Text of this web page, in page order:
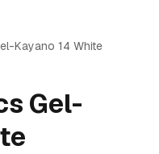
Kayano 14 White
Gel-